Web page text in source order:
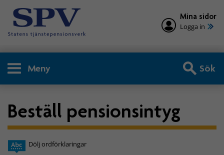
Mina sidor
Logga in
Meny Sök
Beställ pensionsintyg
Dölj ordförklaringar